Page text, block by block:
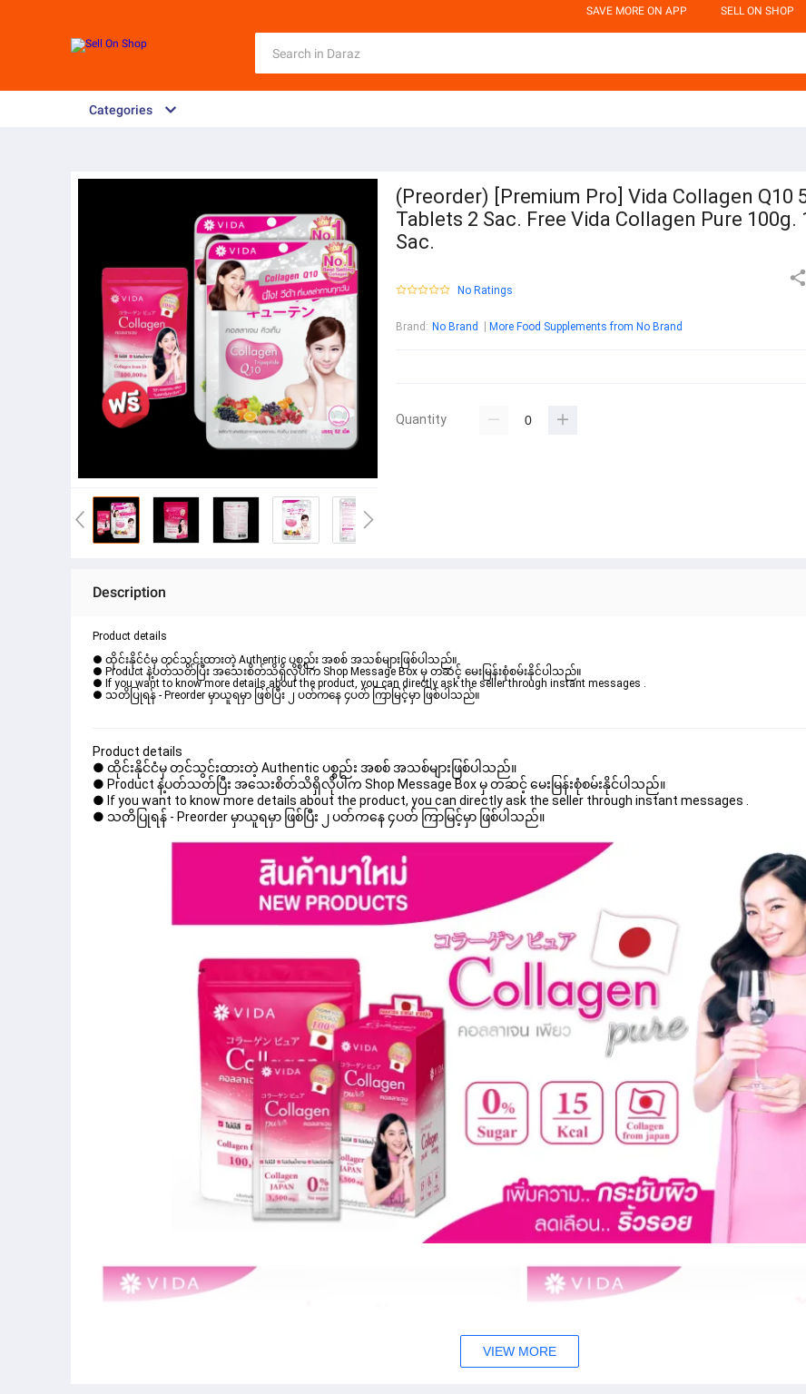
SAVE MORE ON APP SELL ON SHOP
Categories
(Preorder) [Premium Pro] Vida Collagen Q10
Tablets 2 Sac. Free Vida Collagen Pure 100g.
Sac.
No Ratings
Brand : No Brand More Food Supplements from No Brand
Quantity
Description
Product details
● ထိုင်းနိုင်ငံမှ တင်သွင်းထားတဲ့ Authentic ပစ္စည်း အစစ် အသစ်များဖြစ်ပါသည်။
● Product နဲ့ပတ်သတ်ပြီး အသေးစိတ်သိရှိလိုပါက Shop Message Box မှ တဆင့် မေးမြန်းစုံစမ်းနိုင်ပါသည်။
● If you want to know more details about the product, you can directly ask the seller through instant messages .
● သတိပြုရန် - Preorder မှာယူရမှာ ဖြစ်ပြီး ၂ ပတ်ကနေ ၄ပတ် ကြာမြင့်မှာ ဖြစ်ပါသည်။
Product details
● ထိုင်းနိုင်ငံမှ တင်သွင်းထားတဲ့ Authentic ပစ္စည်း အစစ် အသစ်များဖြစ်ပါသည်။
● Product နဲ့ပတ်သတ်ပြီး အသေးစိတ်သိရှိလိုပါက Shop Message Box မှ တဆင့် မေးမြန်းစုံစမ်းနိုင်ပါသည်။
● If you want to know more details about the product, you can directly ask the seller through instant messages .
● သတိပြုရန် - Preorder မှာယူရမှာ ဖြစ်ပြီး ၂ ပတ်ကနေ ၄ပတ် ကြာမြင့်မှာ ဖြစ်ပါသည်။
VIEW MORE